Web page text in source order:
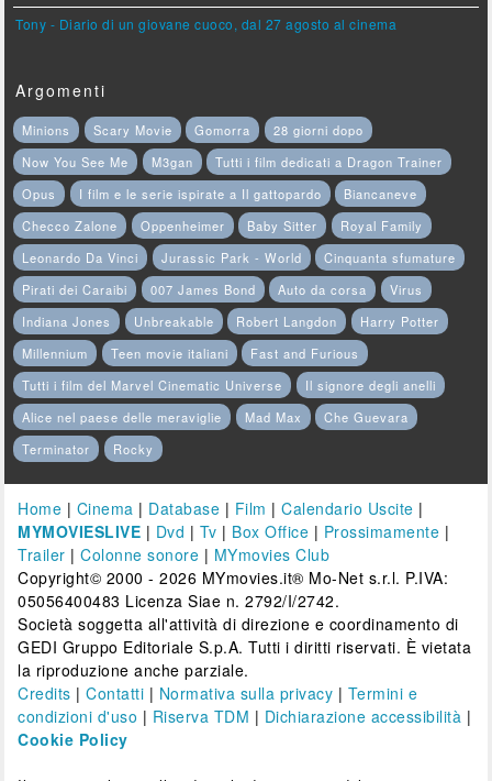
Tony - Diario di un giovane cuoco, dal 27 agosto al cinema
Argomenti
Minions Scary Movie Gomorra
28 giorni dopo
Now You See Me
M3gan
Tutti i film dedicati a Dragon Trainer
Opus
I film e le serie ispirate a Il gattopardo
Biancaneve
Checco Zalone
Oppenheimer Baby Sitter
Royal Family
Leonardo Da Vinci
Jurassic Park - World
Cinquanta sfumature
Pirati dei Caraibi
007 James Bond Auto da corsa
Virus
Indiana Jones
Unbreakable Robert Langdon
Harry Potter
Millennium
Teen movie italiani
Fast and Furious
Tutti i film del Marvel Cinematic Universe
Il signore degli anelli
Alice nel paese delle meraviglie
Mad Max
Che Guevara
Terminator
Rocky
Home | Cinema | Database | Film |Calendario Uscite |
MYMOVIESLIVE | Dvd | Tv | Box Office | Prossimamente |
Trailer |Colonne sonore | MYmovies Club
Copyright© 2000 - 2026 MYmovies.it® Mo-Net s.r.l. P.IVA:
05056400483 Licenza Siae n. 2792/I/2742.
Società soggetta all'attività di direzione e coordinamento di
GEDI Gruppo Editoriale S.p.A. Tutti i diritti riservati. È vietata
la riproduzione anche parziale.
Credits |Contatti | Normativa sulla privacy | Termini e
condizioni d'uso | Riserva TDM | Dichiarazione accessibilità |
Cookie Policy